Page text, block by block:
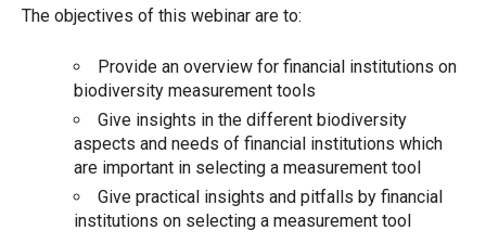
The objectives of this webinar are to:
Provide an overview for financial institutions on
biodiversity measurement tools
Give insights in the different biodiversity
aspects and needs of financial institutions which
are important in selecting a measurement tool
Give practical insights and pitfalls by financial
institutions on selecting a measurement tool